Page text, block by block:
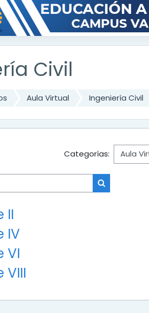
Civil
Aula Virtual Ingeniería Civil
Categorías:
Buscar cursos
II
IV
VI
VIII